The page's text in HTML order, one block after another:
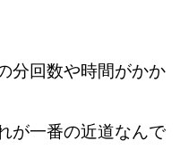
分回数や時間がかか
が一番の近道なんで